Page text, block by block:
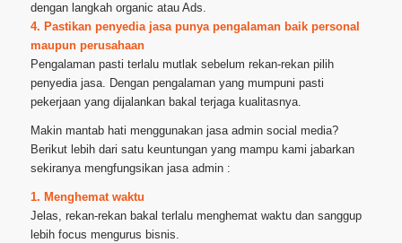
dengan langkah organic atau Ads.
4. Pastikan penyedia jasa punya pengalaman baik personal
maupun perusahaan
Pengalaman pasti terlalu mutlak sebelum rekan-rekan pilih
penyedia jasa. Dengan pengalaman yang mumpuni pasti
pekerjaan yang dijalankan bakal terjaga kualitasnya.
Makin mantab hati menggunakan jasa admin social media?
Berikut lebih dari satu keuntungan yang mampu kami jabarkan
sekiranya mengfungsikan jasa admin :
1. Menghemat waktu
Jelas, rekan-rekan bakal terlalu menghemat waktu dan sanggup
lebih focus mengurus bisnis.